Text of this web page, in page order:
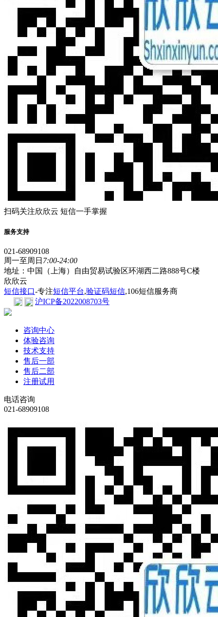
扫码关注欣欣云 短信一手掌握
服务支持
021-68909108
周一至周日 7:00-24:00
地址：中国（上海）自由贸易试验区环湖西二路888号C楼
欣欣云
短信接口-专注短信平台,验证码短信,106短信服务商
沪ICP备2022008703号
咨询中心
体验咨询
技术支持
售后一部
售后二部
注册试用
电话咨询
021-68909108